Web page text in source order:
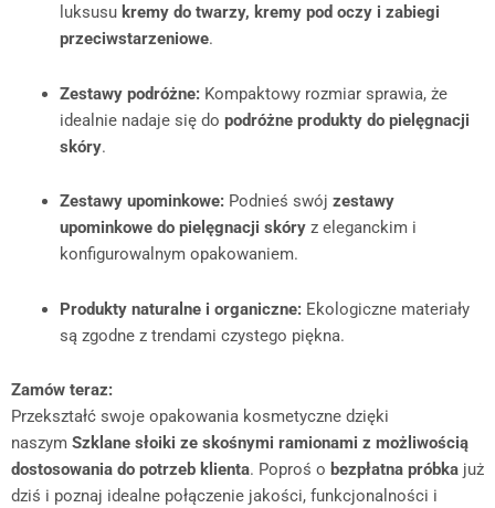
luksusu kremy do twarzy, kremy pod oczy i zabiegi
przeciwstarzeniowe.
Zestawy podróżne:Kompaktowy rozmiar sprawia, że
idealnie nadaje się do podróżne produkty do pielęgnacji
skóry.
Zestawy upominkowe:Podnieś swój zestawy
upominkowe do pielęgnacji skóryz eleganckim i
konfigurowalnym opakowaniem.
Produkty naturalne i organiczne:Ekologiczne materiały
są zgodne z trendami czystego piękna.
Zamów teraz:
Przekształć swoje opakowania kosmetyczne dzięki
naszym Szklane słoiki ze skośnymi ramionami z możliwością
dostosowania do potrzeb klienta. Poproś o bezpłatna próbka już
dziś i poznaj idealne połączenie jakości, funkcjonalności i